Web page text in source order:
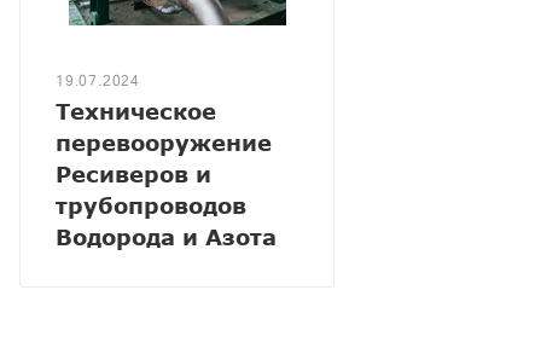
19.07.2024
Техническое
перевооружение
Ресиверов и
трубопроводов
Водорода и Азота